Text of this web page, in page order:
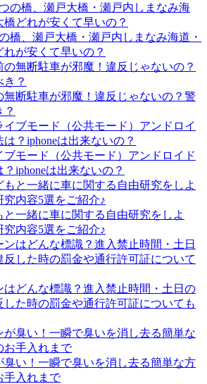
橋、瀬戸大橋・瀬戸内しまなみ海道・
が安くて早いの？
無断駐車が邪魔！違反じゃないの？警
ブモード（公共モード）アンドロイド
iphoneは出来ないの？
と一緒に車に関する自由研究をしよ
究内容5選をご紹介♪
はどんな標識？進入禁止時間・土日の
した時の罰金や通行許可証についても
臭い！一瞬で臭いを消し去る簡単な方
手入れまで